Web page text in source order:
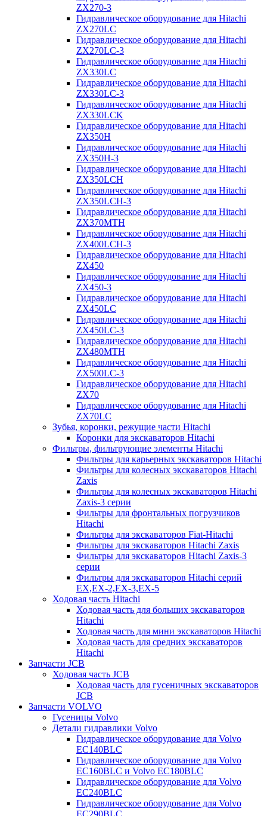
ZX270-3
Гидравлическое оборудование для Hitachi
ZX270LC
Гидравлическое оборудование для Hitachi
ZX270LC-3
Гидравлическое оборудование для Hitachi
ZX330LC
Гидравлическое оборудование для Hitachi
ZX330LC-3
Гидравлическое оборудование для Hitachi
ZX330LCK
Гидравлическое оборудование для Hitachi
ZX350H
Гидравлическое оборудование для Hitachi
ZX350H-3
Гидравлическое оборудование для Hitachi
ZX350LCH
Гидравлическое оборудование для Hitachi
ZX350LCH-3
Гидравлическое оборудование для Hitachi
ZX370MTH
Гидравлическое оборудование для Hitachi
ZX400LCH-3
Гидравлическое оборудование для Hitachi
ZX450
Гидравлическое оборудование для Hitachi
ZX450-3
Гидравлическое оборудование для Hitachi
ZX450LC
Гидравлическое оборудование для Hitachi
ZX450LC-3
Гидравлическое оборудование для Hitachi
ZX480MTH
Гидравлическое оборудование для Hitachi
ZX500LC-3
Гидравлическое оборудование для Hitachi
ZX70
Гидравлическое оборудование для Hitachi
ZX70LC
Зубья, коронки, режущие части Hitachi
Коронки для экскаваторов Hitachi
Фильтры, фильтрующие элементы Hitachi
Фильтры для карьерных экскаваторов Hitachi
Фильтры для колесных экскаваторов Hitachi
Zaxis
Фильтры для колесных экскаваторов Hitachi
Zaxis-3 серии
Фильтры для фронтальных погрузчиков
Hitachi
Фильтры для экскаваторов Fiat-Hitachi
Фильтры для экскаваторов Hitachi Zaxis
Фильтры для экскаваторов Hitachi Zaxis-3
серии
Фильтры для экскаваторов Hitachi серий
EX,EX-2,EX-3,EX-5
Ходовая часть Hitachi
Ходовая часть для больших экскаваторов
Hitachi
Ходовая часть для мини экскаваторов Hitachi
Ходовая часть для средних экскаваторов
Hitachi
Запчасти JCB
Ходовая часть JCB
Ходовая часть для гусеничных экскаваторов
JCB
Запчасти VOLVO
Гусеницы Volvo
Детали гидравлики Volvo
Гидравлическое оборудование для Volvo
EC140BLC
Гидравлическое оборудование для Volvo
EC160BLC и Volvo EC180BLC
Гидравлическое оборудование для Volvo
EC240BLC
Гидравлическое оборудование для Volvo
EC290BLC